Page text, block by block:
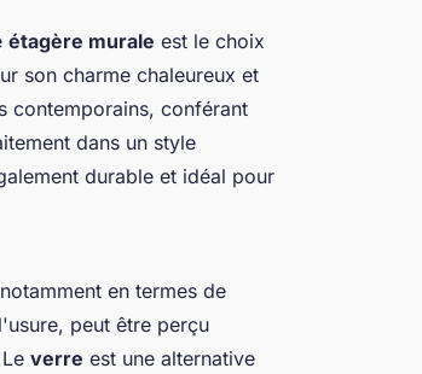
étagère murale est le choix
son charme chaleureux et
contemporains, conférant
dans un style
durable et idéal pour
en termes de
peut être perçu
verre est une alternative